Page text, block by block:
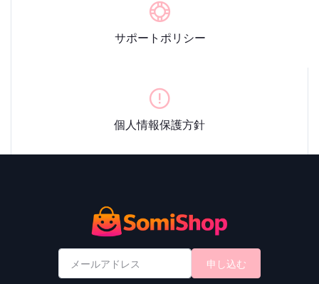
サポートポリシー
個人情報保護方針
申し込む